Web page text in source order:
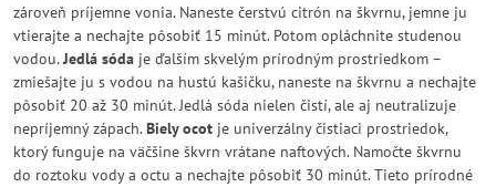
zároveň príjemne vonia. Naneste čerstvú citrón na škvrnu, jemne ju
vtierajte a nechajte pôsobiť 15 minút. Potom opláchnite studenou
vodou.Jedlá sóda je ďalším skvelým prírodným prostriedkom –
zmiešajte ju s vodou na hustú kašičku, naneste na škvrnu a nechajte
pôsobiť 20 až 30 minút. Jedlá sóda nielen čistí, ale aj neutralizuje
nepríjemný zápach.Biely ocot je univerzálny čistiaci prostriedok,
ktorý funguje na väčšine škvrn vrátane naftových. Namočte škvrnu
do roztoku vody a octu a nechajte pôsobiť 30 minút. Tieto prírodné